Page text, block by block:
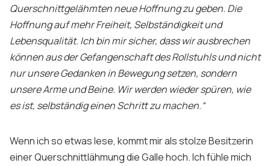
Querschnittgelähmten neue Hoffnung zu geben. Die
Hoffnung auf mehr Freiheit, Selbständigkeit und
Lebensqualität. Ich bin mir sicher, dass wir ausbrechen
können aus der Gefangenschaft des Rollstuhls und nicht
nur unsere Gedanken in Bewegung setzen, sondern
unsere Arme und Beine. Wir werden wieder spüren, wie
es ist, selbständig einen Schritt zu machen.“
Wenn ich so etwas lese, kommt mir als stolze Besitzerin
einer Querschnittlähmung die Galle hoch. Ich fühle mich